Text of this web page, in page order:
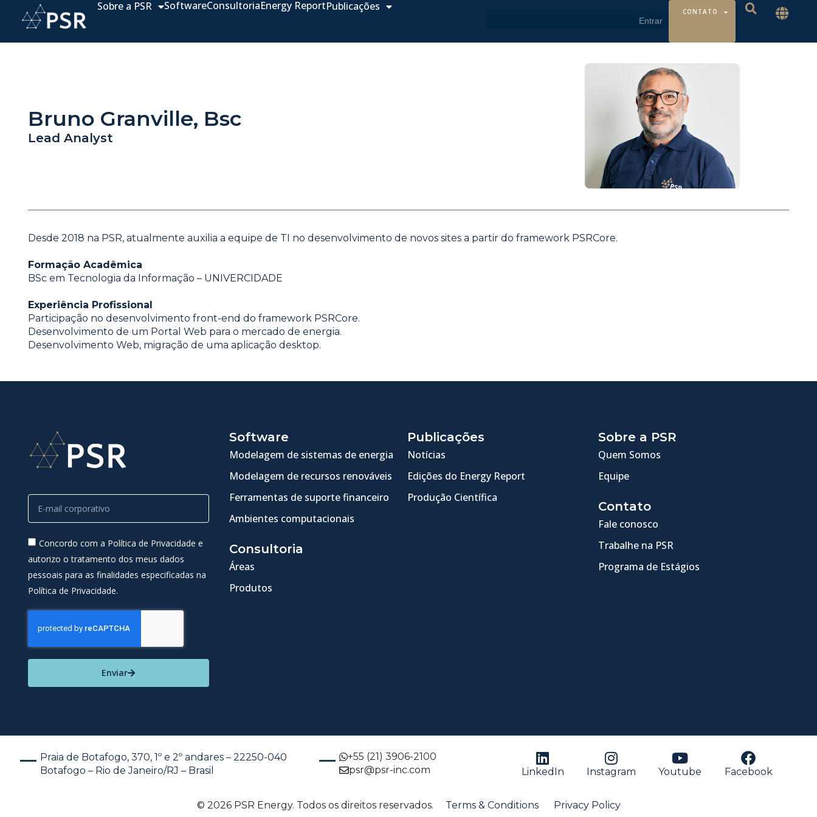
Sobre a PSR SoftwareConsultoriaEnergy ReportPublicações CONTATO
Bruno Granville, Bsc
Lead Analyst
Desde 2018 na PSR, atualmente auxilia a equipe de TI no desenvolvimento de novos sites a partir do framework PSRCore.
Formação Acadêmica
BSc em Tecnologia da Informação – UNIVERCIDADE
Experiência Profissional
Participação no desenvolvimento front-end do framework PSRCore.
Desenvolvimento de um Portal Web para o mercado de energia.
Desenvolvimento Web, migração de uma aplicação desktop.
Concordo com a Política de Privacidade e
autorizo o tratamento dos meus dados
pessoais para as finalidades especificadas na
Política de Privacidade.
Enviar
Software
Modelagem de sistemas de energia
Modelagem de recursos renováveis
Ferramentas de suporte financeiro
Ambientes computacionais
Consultoria
Áreas
Produtos
Publicações
Notícias
Edições do Energy Report
Produção Científica
Sobre a PSR
Quem Somos
Equipe
Contato
Fale conosco
Trabalhe na PSR
Programa de Estágios
Praia de Botafogo, 370, 1º e 2º andares – 22250-040
Botafogo – Rio de Janeiro/RJ – Brasil
+55 (21) 3906-2100
psr@psr-inc.com
LinkedIn Instagram Youtube Facebook
© 2026 PSR Energy. Todos os direitos reservados. Terms & Conditions Privacy Policy